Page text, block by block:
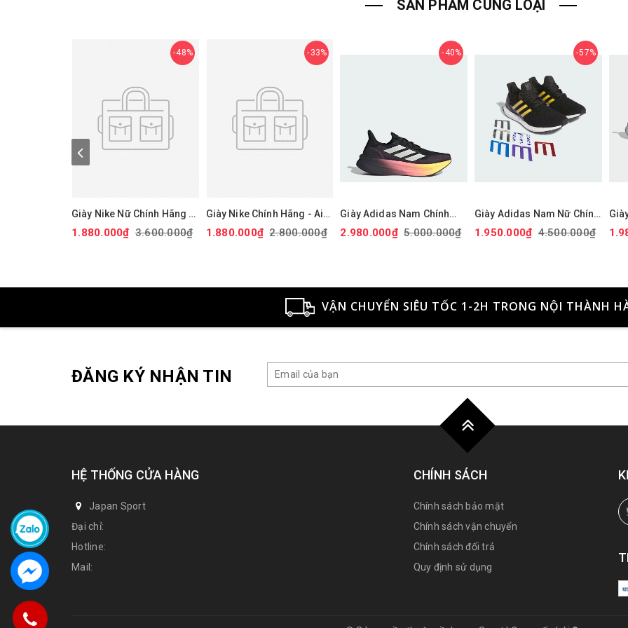
SẢN PHẨM CÙNG LOẠI
48%
Giày Nike Nữ Chính Hãng -
Air Force 1 '07 Next Nature
- Màu hồng | JapanSport
1.880.000₫ 3.600.000₫
33%
Giày Nike Chính Hãng - Air
Force 1 GS 'White Black' -
Đen/trắng/vàng |
1.880.000₫ 2.800.000₫
40%
Giày Adidas Nam Chính
hãng - Ultraboost 5X - Màu
Đen | JapanSport JI1332
2.980.000₫ 5.000.000₫
57%
Giày Adidas Nam Nữ Chính
Hãng - ULTRABOOST 1.0
ADICOLOR - Màu đen |
1.950.000₫ 4.500.000₫
VẬN CHUYỂN SIÊU TỐC 1-2H TRONG NỘI THÀNH
ĐĂNG KÝ NHẬN TIN
HỆ THỐNG CỬA HÀNG
Japan Sport
Đại chỉ:
Hotline:
Mail:
CHÍNH SÁCH
Chính sách bảo mật
Chính sách vận chuyển
Chính sách đổi trả
Quy định sử dụng